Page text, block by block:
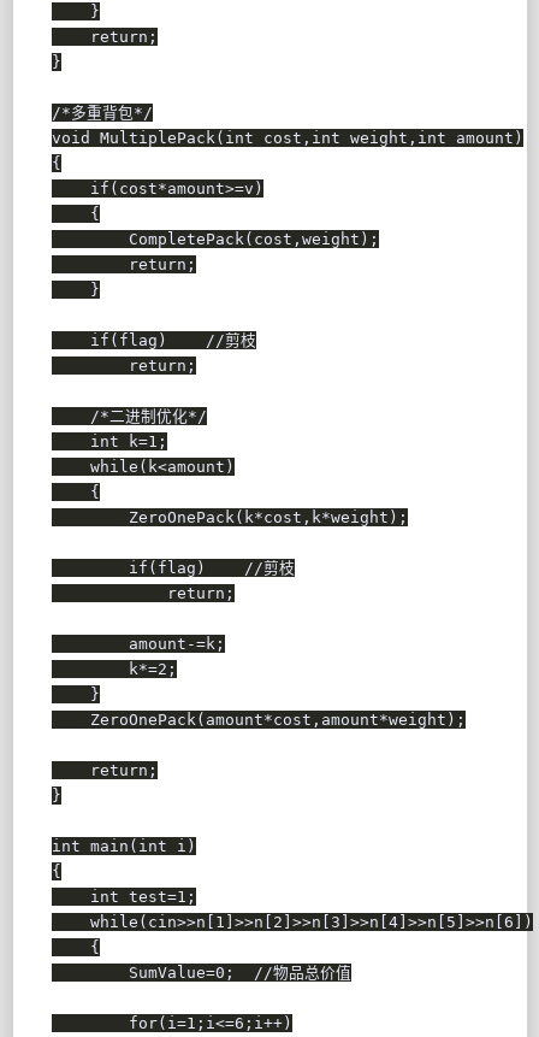
}
return ;
}
/*多重背包*/
void
MultiplePack ( int cost , int weight , int amount )
{
if ( cost*amount>=v )
{
CompletePack ( cost , weight ) ;
return ;
}
if ( flag )
//剪枝
return ;
/*二进制优化*/
int k=1 ;
while ( k<amount )
{
ZeroOnePack ( k*cost , k*weight ) ;
if ( flag )
//剪枝
return ;
        amount
-=k ;
        k
*=2 ;
}
ZeroOnePack ( amount*cost , amount*weight ) ;
return ;
}
int main ( int i )
{
int test=1 ;
while ( cin>>n [ 1 ] >>n [ 2 ] >>n [3 ] >>n [4] >>n [ 5 ] >>n [6 ] )
{
        SumValue
=0 ; //物品总价值
for( i =1 ; i <=6 ; i ++)